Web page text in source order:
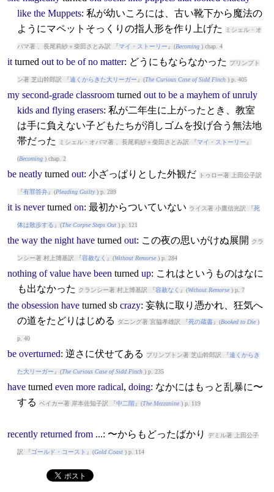
like the Muppets: 私が幼いころには、古い靴下から魔法の
ようにマペットそっくりの指人形を作り上げた
ミシェル・オ
バマ著 、長尾莉紗＋柴田さとみ訳 『マイ・ストーリー 』(Becoming) chap. 4
it turned out to be of no matter: どうにもならなかった プリンプト
ン著 芝山幹郎訳 『遠くからきた大リーガー 』(The Curious Case of Sidd Finch) p. 405
my second-grade classroom turned out to be a mayhem of unruly
kids and flying erasers: 私が二年生に上がったとき、教室
は手に負えない子どもたちが消しゴムを投げ合う無法地
帯だった
ミシェル・オバマ著 、長尾莉紗＋柴田さとみ訳 『マイ・ストーリー 』
(Becoming) chap. 2
be neatly turned out: 小ざっぱりとした外観だ トゥロー著 上田公子訳
『有罪答弁』(Pleading Guilty) p. 289
it is never turned on: 最初からついていない ライス著 小鷹信光訳 『死
体は散歩する 』(The Corpse Steps Out) p. 121
the way the night have turned out: この夜の思いがけぬ展開 クラ
ンシー著 村上博基訳 『容赦なく 』(Without Remorse) p. 284
nothing of value have been turned up: これはというものはなに
も出なかった
クランシー著 村上博基訳 『容赦なく 』(Without Remorse) p. 7
the obsession have turned sb crazy: 妄執に取り憑かれ、狂気へ
の道をたどりはじめる
ダニング著 宮脇孝雄訳 『死の蔵書』(Booked to Die)
p. 40
be overturned: 逆さに伏せてある プリンプトン著 芝山幹郎訳 『遠くからき
た大リーガー 』(The Curious Case of Sidd Finch) p. 235
have turned even more radical, doing: なかにはもっと乱暴に〜
する ベイカー著 岸本佐知子訳 『中二階』(The Mezzanine) p. 119
recently returned from...: 〜からもどったばかり デミル著 上田公子
訳 『ゴールド・コースト 』(Gold Coast) p. 114